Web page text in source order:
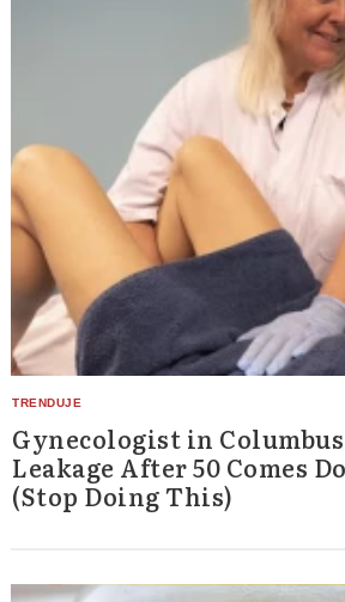
Gynecologist in
Leakage After 50 Comes
(Stop Doing This)